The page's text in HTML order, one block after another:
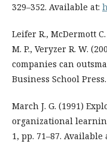
329–352. Available at:
Leifer R., McDermott C.
M. P., Veryzer R. W.
companies can
Business School Press.
March J. G. (1991)
organizational
1, pp. 71–87. Available